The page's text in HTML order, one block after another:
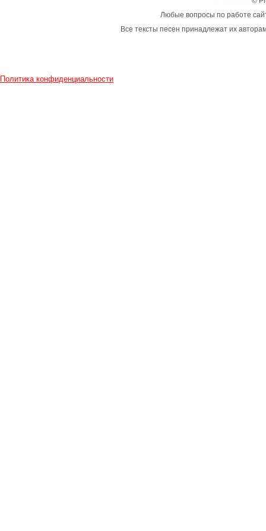
Любые вопросы по работе
Все тексты песен принадлежат их
Политика конфиденциальности